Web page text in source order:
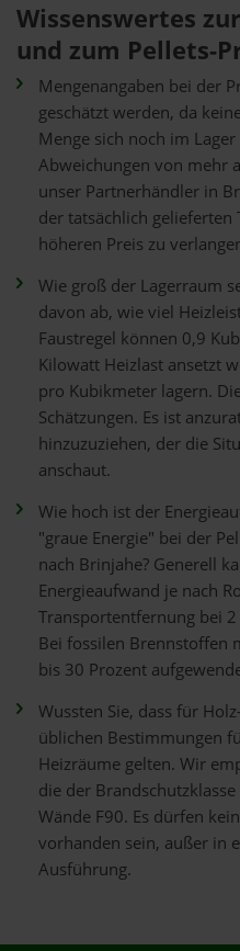
Wissenswertes
und zum Pellets-
Mengenangaben bei der
geschätzt werden, da
Menge sich noch im
Abweichungen von mehr
unser Partnerhändler in
der tatsächlich gelieferten
höheren Preis zu
Wie groß der Lagerraum
davon ab, wie viel
Faustregel können 0,9
Kilowatt Heizlast ansetzt
pro Kubikmeter lagern.
Schätzungen. Es ist
hinzuzuziehen, der die
anschaut.
Wie hoch ist der
"graue Energie" bei der
nach Brinjahe? Generell
Energieaufwand je nach
Transportentfernung bei
Bei fossilen Brennstoffen
bis 30 Prozent
Wussten Sie, dass für
üblichen Bestimmungen
Heizräume gelten. Wir
die der
Wände F90. Es dürfen
vorhanden sein, außer in
Ausführung.